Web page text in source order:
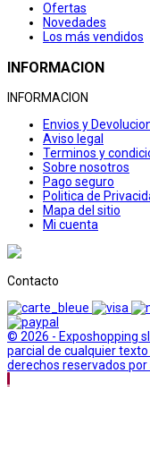
Ofertas
Novedades
Los más vendidos
INFORMACION
INFORMACION
Envios y
Aviso legal
Terminos y
Sobre nosotros
Pago seguro
Politica de
Mapa del sitio
Mi cuenta
Contacto
© 2026 - Exposhopping
parcial de cualquier
derechos reservados por